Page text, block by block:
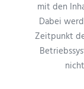
mit den
Dabei
Zeitpunkt